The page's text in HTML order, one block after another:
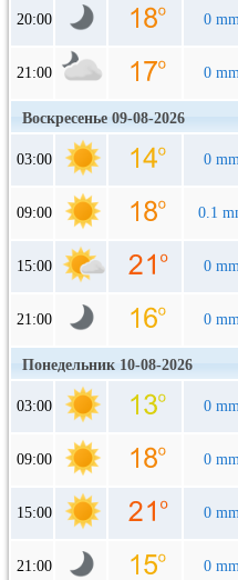
20:00 0 mm
21:00 0 mm
Воскресенье 09-08-2026
03:00 0 mm
09:00 0.1
15:00 0 mm
21:00 0 mm
Понедельник 10-08-2026
03:00 0 mm
09:00 0 mm
15:00 0 mm
21:00 0 mm